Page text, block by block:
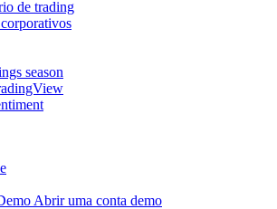
de trading
season
Abrir uma conta demo